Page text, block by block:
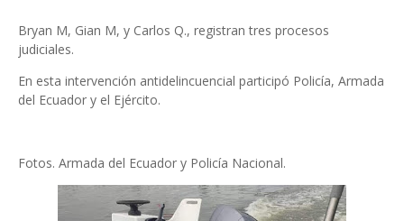
Bryan M, Gian M, y Carlos Q., registran tres procesos
judiciales.
En esta intervención antidelincuencial participó Policía, Armada
del Ecuador y el Ejército.
Fotos. Armada del Ecuador y Policía Nacional.